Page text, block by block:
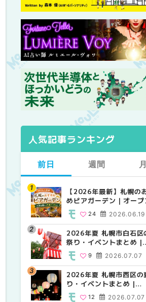
人気記事ランキング
前日
【2026年最新】札幌の
めビアガーデン｜オープ
順に徹底紹介！大通公園
穴場テラスまで | MouLa
HOKKAIDO
2026.06.19
24
2026年夏 札幌市白石区
祭り・イベントまとめ |
MouLa HOKKAIDO
2026.07.07
9
2026年夏 札幌市西区の
り・イベントまとめ |
MouLa HOKKAIDO
2026.07.07
12
週間
【2026年
めビアガ
穴場テラ
24
2026年夏
り・イベ
12
2026年夏
り・イベ
9
【2026年
めビアガ
穴場テラ
24
2026年夏
り・イベ
9
2026年夏
祭り・イ
9